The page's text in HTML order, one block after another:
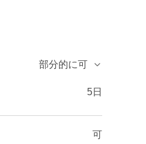
部分的に可
5日
可